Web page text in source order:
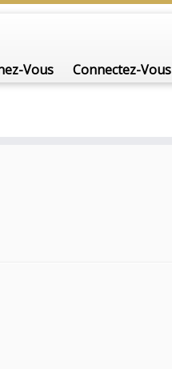
Vous Connectez-Vous